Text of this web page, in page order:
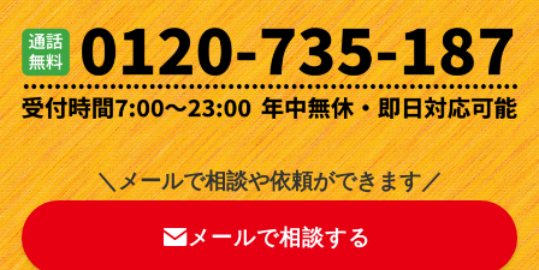
＼メールで相談や依頼ができます／
メールで相談する